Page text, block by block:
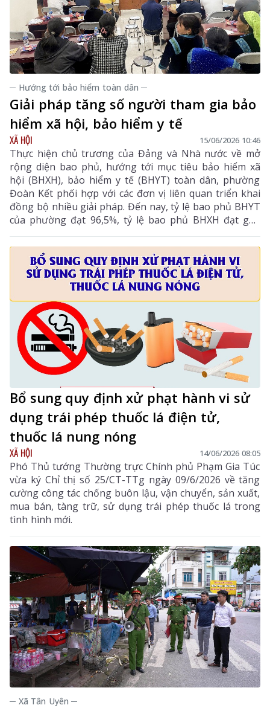
─ Hướng tới bảo hiểm toàn dân ─
Giải pháp tăng số người tham gia bảo
hiểm xã hội, bảo hiểm y tế
XÃ HỘI 15/06/2026 10:46
Thực hiện chủ trương của Đảng và Nhà nước về mở
rộng diện bao phủ, hướng tới mục tiêu bảo hiểm xã
hội (BHXH), bảo hiểm y tế (BHYT) toàn dân, phường
Đoàn Kết phối hợp với các đơn vị liên quan triển khai
đồng bộ nhiều giải pháp. Đến nay, tỷ lệ bao phủ BHYT
của phường đạt 96,5%, tỷ lệ bao phủ BHXH đạt gần
14%.
Bổ sung quy định xử phạt hành vi sử
dụng trái phép thuốc lá điện tử,
thuốc lá nung nóng
XÃ HỘI 14/06/2026 08:05
Phó Thủ tướng Thường trực Chính phủ Phạm Gia Túc
vừa ký Chỉ thị số 25/CT-TTg ngày 09/6/2026 về tăng
cường công tác chống buôn lậu, vận chuyển, sản xuất,
mua bán, tàng trữ, sử dụng trái phép thuốc lá trong
tình hình mới.
─ Xã Tân Uyên ─